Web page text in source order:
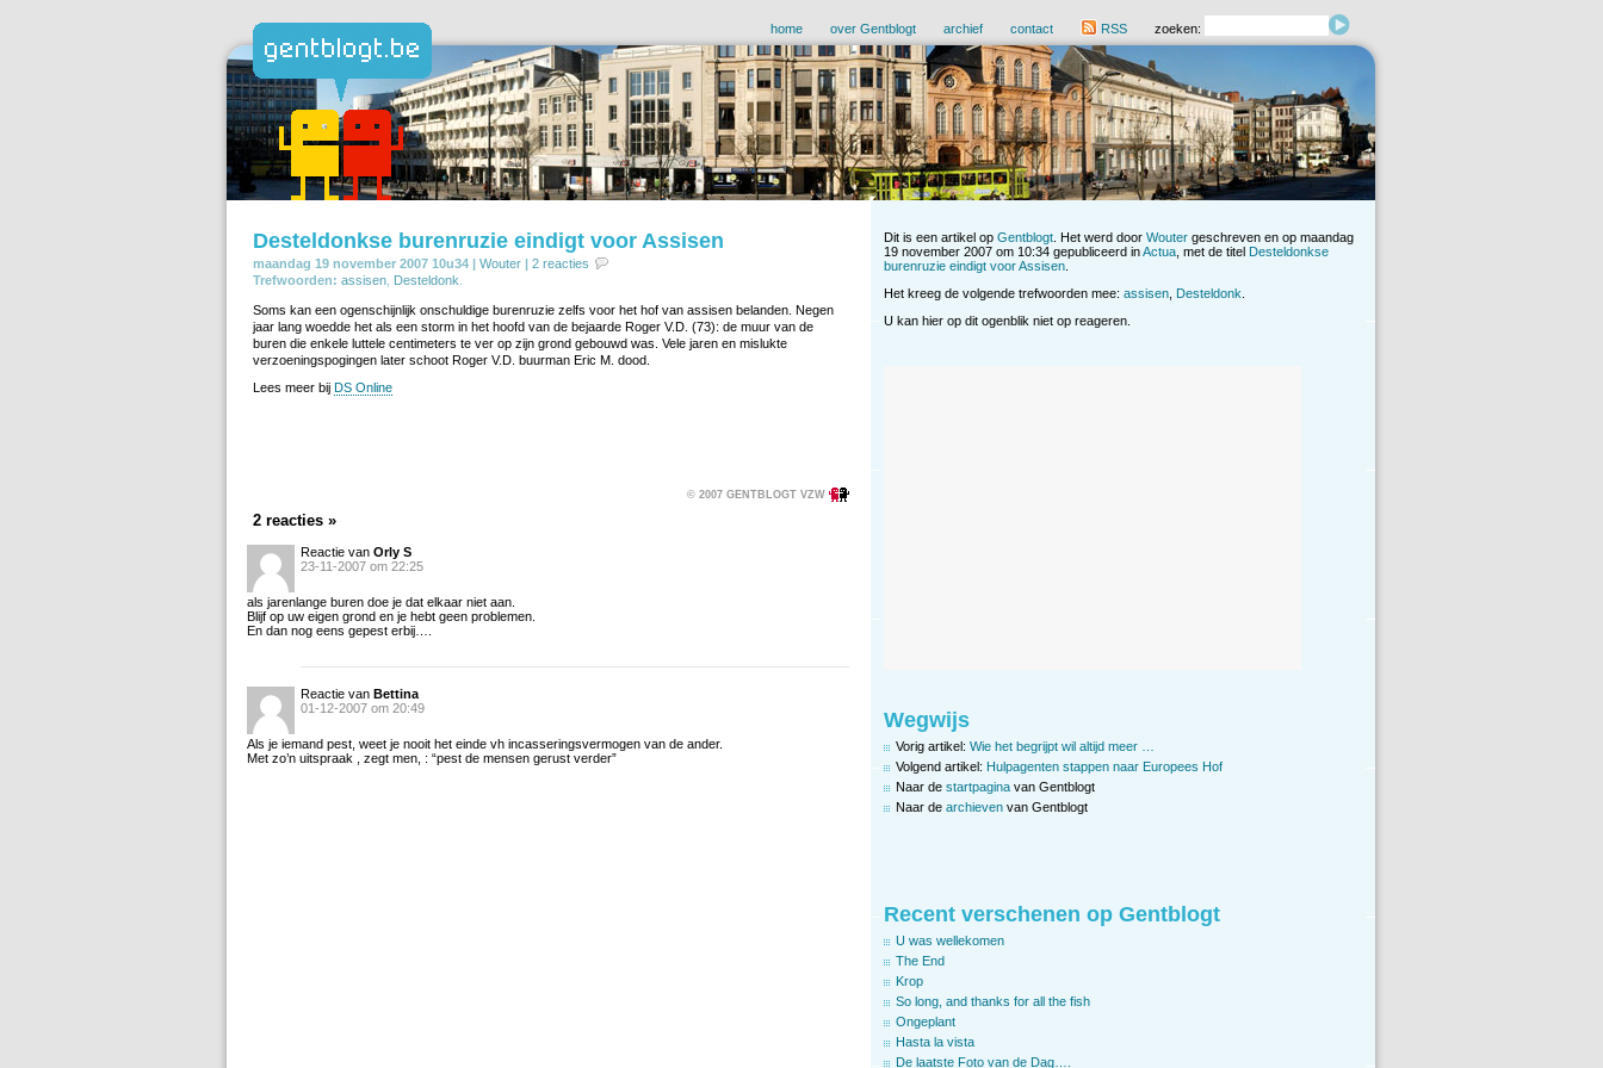
home over Gentblogt archief contact RSS zoeken:
Desteldonkse burenruzie eindigt voor Assisen
maandag 19 november 2007 10u34 | Wouter | 2 reacties
Trefwoorden: assisen Desteldonk
Soms kan een ogenschijnlijk onschuldige burenruzie zelfs voor het hof van assisen belanden. Negen
jaar lang woedde het als een storm in het hoofd van de bejaarde Roger V.D. (73): de muur van de
buren die enkele luttele centimeters te ver op zijn grond gebouwd was. Vele jaren en mislukte
verzoeningspogingen later schoot Roger V.D. buurman Eric M. dood.
Lees meer bij DS Online
© 2007 GENTBLOGT VZW
2 reacties »
Reactie van Orly S
23-11-2007 om 22:25
als jarenlange buren doe je dat elkaar niet aan.
Blijf op uw eigen grond en je hebt geen problemen.
En dan nog eens gepest erbij….
Reactie van Bettina
01-12-2007 om 20:49
Als je iemand pest, weet je nooit het einde vh incasseringsvermogen van de ander.
Met zo’n uitspraak , zegt men, : “pest de mensen gerust verder”
Dit is een artikel op Gentblogt . Het werd door Wouter geschreven en op maandag
19 november 2007 om 10:34 gepubliceerd inActua , met de titel Desteldonkse
burenruzie eindigt voor Assisen
Het kreeg de volgende trefwoorden mee: assisen Desteldonk
U kan hier op dit ogenblik niet op reageren.
Wegwijs
Vorig artikel: Wie het begrijpt wil altijd meer …
Volgend artikel: Hulpagenten stappen naar Europees Hof
Naar de startpagina van Gentblogt
Naar de archieven van Gentblogt
Recent verschenen op Gentblogt
U was wellekomen
The End
Krop
So long, and thanks for all the fish
Ongeplant
Hasta la vista
De laatste Foto van de Dag….